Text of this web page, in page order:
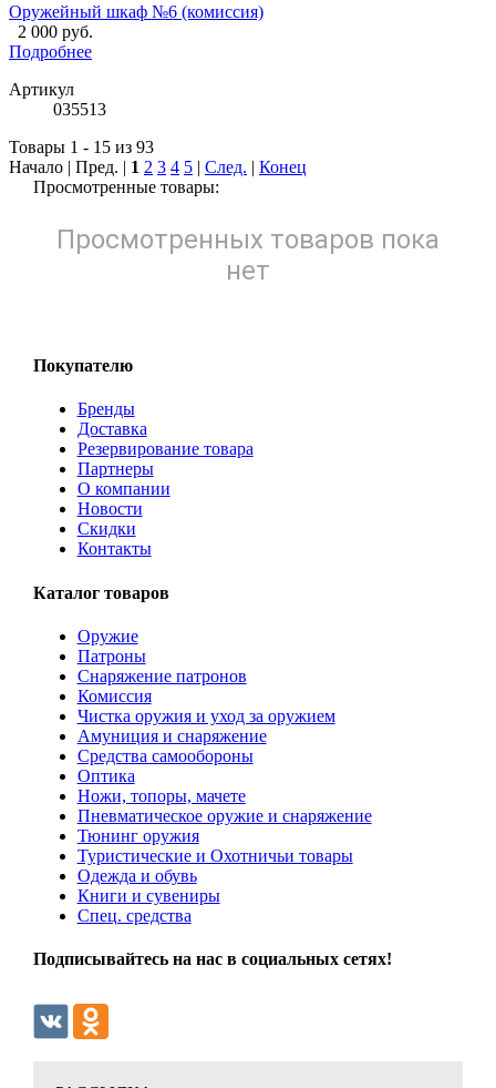
Оружейный шкаф №6 (комиссия)
2 000 руб.
Подробнее
Артикул
035513
Товары 1 - 15 из 93
Начало | Пред. | 1 2 3 4 5 | След. | Конец
Просмотренные товары:
Просмотренных товаров пока
нет
Покупателю
Бренды
Доставка
Резервирование товара
Партнеры
О компании
Новости
Скидки
Контакты
Каталог товаров
Оружие
Патроны
Снаряжение патронов
Комиссия
Чистка оружия и уход за оружием
Амуниция и снаряжение
Средства самообороны
Оптика
Ножи, топоры, мачете
Пневматическое оружие и снаряжение
Тюнинг оружия
Туристические и Охотничьи товары
Одежда и обувь
Книги и сувениры
Спец. средства
Подписывайтесь на нас в социальных сетях!